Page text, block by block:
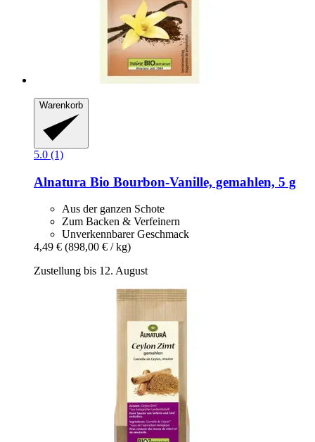
Warenkorb
5.0 (1)
Alnatura Bio Bourbon-​Vanille, gemahlen, 5 g
Aus der ganzen Schote
Zum Backen & Verfeinern
Unverkennbarer Geschmack
4,49 € (898,00 € / kg)
Zustellung bis 12. August